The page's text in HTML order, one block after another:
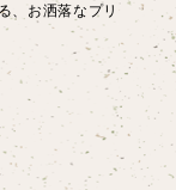
、お洒落なプリ